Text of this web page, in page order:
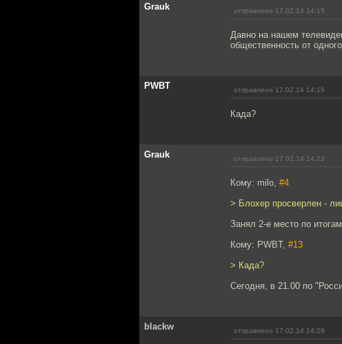
Grauk отправлено 17.02.14 14:15
Давно на нашем
общественность от
PWBT отправлено 17.02.14 14:19
Када?
Grauk отправлено 17.02.14 14:23
Кому: milo, #4
> Блохер просверлен -
Занял 2-е место по
Кому: PWBT, #13
> Када?
Сегодня, в 21.00 по
blackw отправлено 17.02.14 14:29